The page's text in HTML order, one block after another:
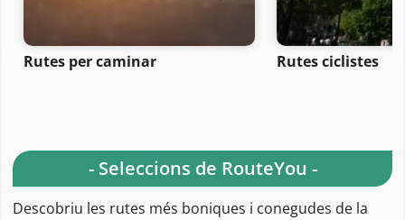
Rutes per caminar Rutes ciclistes
- Seleccions de RouteYou -
Descobriu les rutes més boniques i conegudes de la